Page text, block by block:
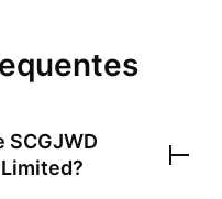
SCGJWD
?